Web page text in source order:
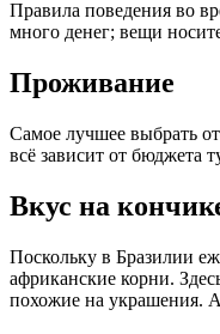
Правила поведения во
много денег; вещи
Проживание
Самое лучшее выбрать
всё зависит от бюджета
Вкус на
Поскольку в Бразилии
африканские корни.
похожие на украшения.